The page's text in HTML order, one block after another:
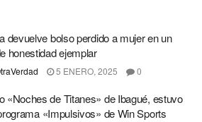
devuelve bolso perdido a mujer en un
honestidad ejemplar
5 ENERO, 2025 0
«Noches de Titanes» de Ibagué, estuvo
«Impulsivos» de Win Sports